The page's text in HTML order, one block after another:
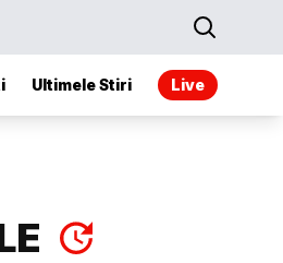
Ultimele Stiri Live